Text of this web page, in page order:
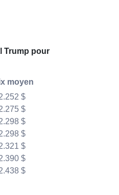
Trump pour
moyen
$
$
$
$
$
$
$